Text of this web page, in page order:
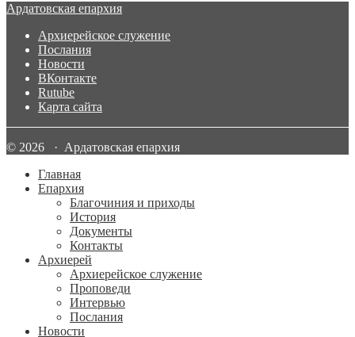
Ардатовская епархия
Архиерейское служение
Послания
Новости
ВКонтакте
Rutube
Карта сайта
© 2026 · Ардатовская епархия
Главная
Епархия
Благочиния и приходы
История
Документы
Контакты
Архиерей
Архиерейское служение
Проповеди
Интервью
Послания
Новости